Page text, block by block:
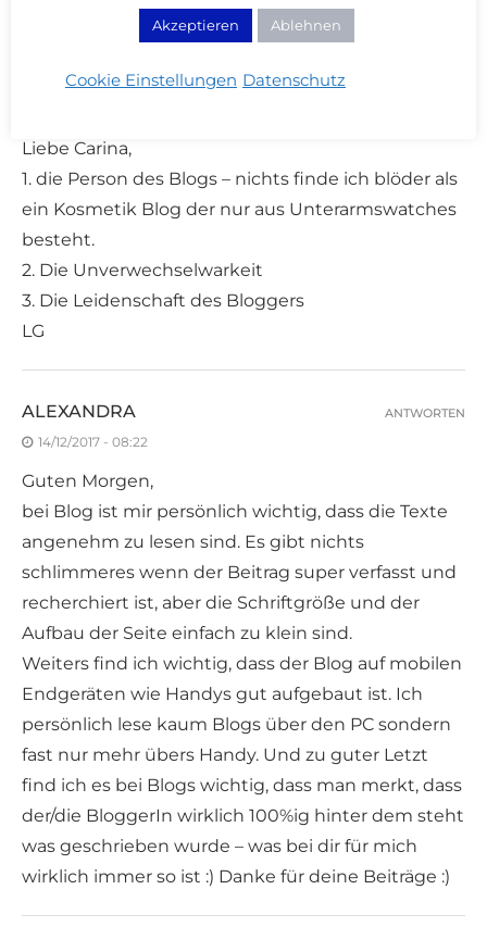
KRYSIA
Liebe Carina,
1. die Person des Blogs – nichts finde ich blöder als
ein Kosmetik Blog der nur aus Unterarmswatches
besteht.
2. Die Unverwechselwarkeit
3. Die Leidenschaft des Bloggers
LG
ALEXANDRA
14/12/2017 - 08:22
Guten Morgen,
bei Blog ist mir persönlich wichtig, dass die Texte
angenehm zu lesen sind. Es gibt nichts
schlimmeres wenn der Beitrag super verfasst und
recherchiert ist, aber die Schriftgröße und der
Aufbau der Seite einfach zu klein sind.
Weiters find ich wichtig, dass der Blog auf mobilen
Endgeräten wie Handys gut aufgebaut ist. Ich
persönlich lese kaum Blogs über den PC sondern
fast nur mehr übers Handy. Und zu guter Letzt
find ich es bei Blogs wichtig, dass man merkt, dass
der/die BloggerIn wirklich 100%ig hinter dem steht
was geschrieben wurde – was bei dir für mich
wirklich immer so ist :) Danke für deine Beiträge :)
ANTWORTEN
Akzeptieren Ablehnen
Cookie Einstellungen Datenschutz